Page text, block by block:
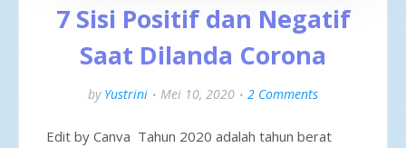
7 Sisi Positif dan Negatif
Saat Dilanda Corona
by Yustrini Mei 10, 2020 2 Comments
Edit by Canva Tahun 2020 adalah tahun berat